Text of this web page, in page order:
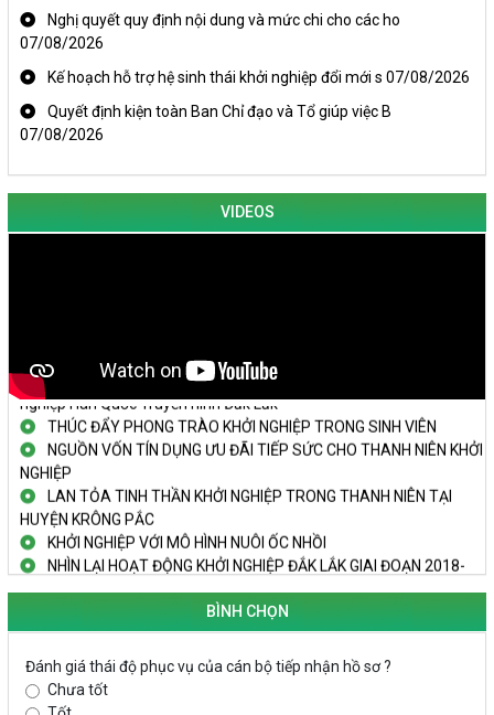
Nghị quyết quy định nội dung và mức chi cho các ho
07/08/2026
Kế hoạch hỗ trợ hệ sinh thái khởi nghiệp đổi mới s 07/08/2026
Quyết định kiện toàn Ban Chỉ đạo và Tổ giúp việc B
07/08/2026
VIDEOS
KHAI MẠC TECHFEST 2024
TRAILER TECHFEST DAKLAK 2024 OK1
Doanh nghiệp tp Buôn Ma Thuột tăng cường kết nối với doanh
nghiệp Hàn Quốc Truyền hình Đắk Lắk
THÚC ĐẨY PHONG TRÀO KHỞI NGHIỆP TRONG SINH VIÊN
NGUỒN VỐN TÍN DỤNG ƯU ĐÃI TIẾP SỨC CHO THANH NIÊN KHỞI
NGHIỆP
LAN TỎA TINH THẦN KHỞI NGHIỆP TRONG THANH NIÊN TẠI
HUYỆN KRÔNG PẮC
KHỞI NGHIỆP VỚI MÔ HÌNH NUÔI ỐC NHỒI
NHÌN LẠI HOẠT ĐỘNG KHỞI NGHIỆP ĐẮK LẮK GIAI ĐOẠN 2018-
2020
KHAI MẠC TECHFEST 2024
Đắk Lắk - Tiềm năng và cơ hội đầu tư ngày
THANH NIÊN KHỞI NGHIỆP THÀNH CÔNG TỪ MÔ HÌNH KINH TẾ
BÌNH CHỌN
Đánh giá thái độ phục vụ của cán bộ tiếp nhận hồ sơ ?
Chưa tốt